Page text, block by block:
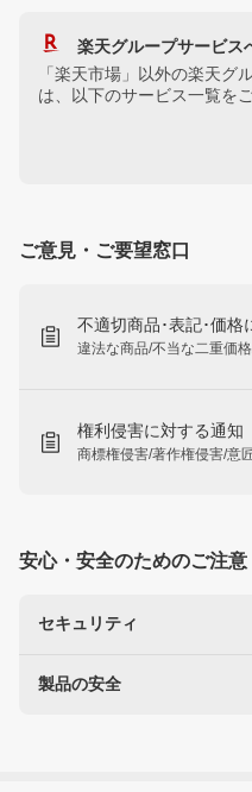
楽天グループサービス
「楽天市場」以外の楽天グ
は、以下のサービス一覧を
ご意見・ご要望窓口
不適切商品･表記･価格
違法な商品/不当な二重価
権利侵害に対する通知
商標権侵害/著作権侵害/意
安心・安全のためのご注意
セキュリティ
楽天を装った不正にご注意
製品の安全